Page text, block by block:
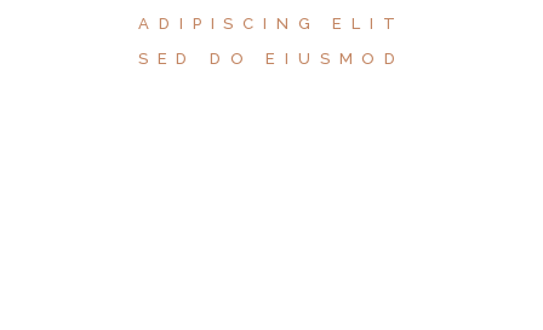
ADIPISCING ELIT
SED DO EIUSMOD